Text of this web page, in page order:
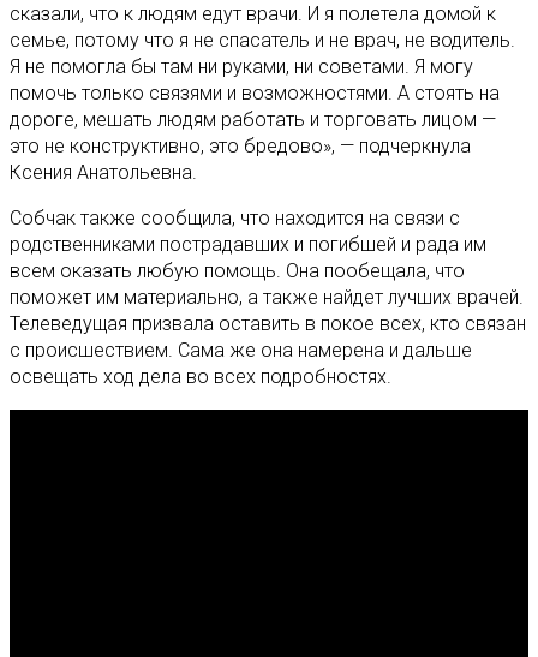
сказали, что к людям едут врачи. И я полетела домой к
семье, потому что я не спасатель и не врач, не водитель.
Я не помогла бы там ни руками, ни советами. Я могу
помочь только связями и возможностями. А стоять на
дороге, мешать людям работать и торговать лицом —
это не конструктивно, это бредово», — подчеркнула
Ксения Анатольевна.
Собчак также сообщила, что находится на связи с
родственниками пострадавших и погибшей и рада им
всем оказать любую помощь. Она пообещала, что
поможет им материально, а также найдет лучших врачей.
Телеведущая призвала оставить в покое всех, кто связан
с происшествием. Сама же она намерена и дальше
освещать ход дела во всех подробностях.